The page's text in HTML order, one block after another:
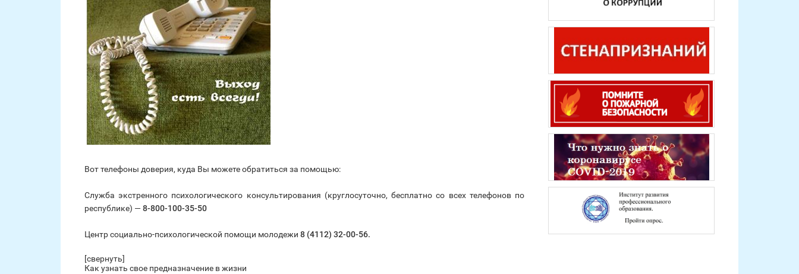
Вот телефоны доверия, куда Вы можете обратиться за помощью:
Служба экстренного психологического консультирования (круглосуточно, бесплатно со всех телефонов по
республике) —8-800-100-35-50
Центр социально-психологической помощи молодежи 8 (4112) 32-00-56.
[свернуть]
Как узнать свое предназначение в жизни